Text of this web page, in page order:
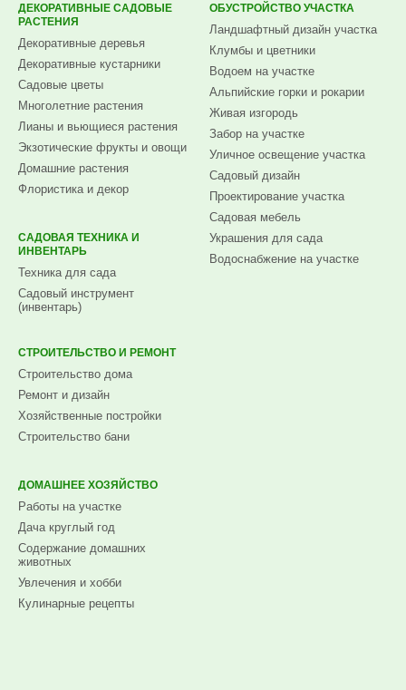
ДЕКОРАТИВНЫЕ САДОВЫЕ
РАСТЕНИЯ
Декоративные деревья
Декоративные кустарники
Садовые цветы
Многолетние растения
Лианы и вьющиеся растения
Экзотические фрукты и овощи
Домашние растения
Флористика и декор
САДОВАЯ ТЕХНИКА И
ИНВЕНТАРЬ
Техника для сада
Садовый инструмент
(инвентарь)
ОБУСТРОЙСТВО УЧАСТКА
Ландшафтный дизайн участка
Клумбы и цветники
Водоем на участке
Альпийские горки и рокарии
Живая изгородь
Забор на участке
Уличное освещение участка
Садовый дизайн
Проектирование участка
Садовая мебель
Украшения для сада
Водоснабжение на участке
СТРОИТЕЛЬСТВО И РЕМОНТ
Строительство дома
Ремонт и дизайн
Хозяйственные постройки
Строительство бани
ДОМАШНЕЕ ХОЗЯЙСТВО
Работы на участке
Дача круглый год
Содержание домашних
животных
Увлечения и хобби
Кулинарные рецепты